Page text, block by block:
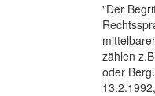
"Der
zählen
oder